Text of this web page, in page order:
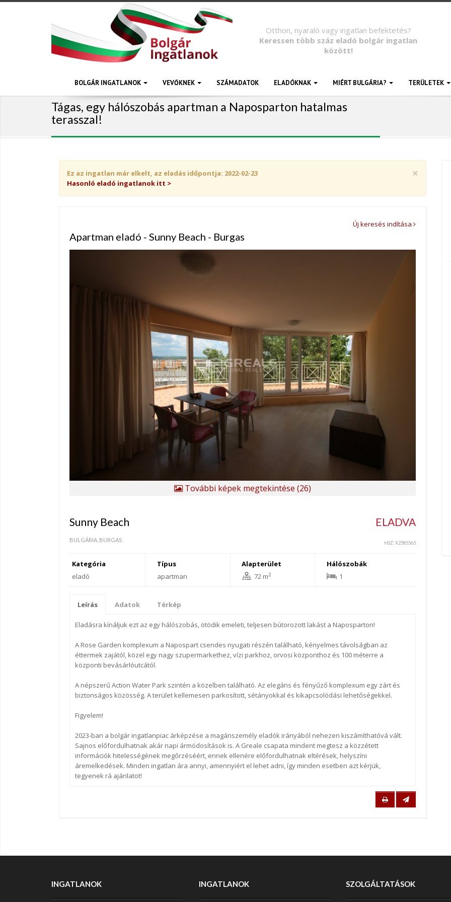
Otthon, nyaraló vagy ingatlan befektetés?
Keressen több száz eladó bolgár ingatlan
között!
BOLGÁR INGATLANOK VEVŐKNEK SZÁMADATOK ELADÓKNAK MIÉRT BULGÁRIA? TERÜLETEK
Tágas, egy hálószobás apartman a Naposparton hatalmas
terasszal!
×
Ez az ingatlan már elkelt, az eladás időpontja: 2022-02-23
Hasonló eladó ingatlanok itt >
Új keresés indítása
Apartman eladó - Sunny Beach - Burgas
További képek megtekintése (26)
ELADVA
Sunny Beach
HSZ: X2585563
BULGÁRIA, BURGAS
Kategória
eladó
Típus
apartman
Alapterület
72 m2
Hálószobák
1
Leírás Adatok Térkép
Eladásra kínáljuk ezt az egy hálószobás, ötödik emeleti, teljesen bútorozott lakást a Naposparton!
A Rose Garden komplexum a Napospart csendes nyugati részén található, kényelmes távolságban az
éttermek zajától, közel egy nagy szupermarkethez, vízi parkhoz, orvosi központhoz és 100 méterre a
központi bevásárlóutcától.
A népszerű Action Water Park szintén a közelben található. Az elegáns és fényűző komplexum egy zárt és
biztonságos közösség. A terület kellemesen parkosított, sétányokkal és kikapcsolódási lehetőségekkel.
Figyelem!
2023-ban a bolgár ingatlanpiac árképzése a magánszemély eladók irányából nehezen kiszámíthatóvá vált.
Sajnos előfordulhatnak akár napi ármódosítások is. A Greale csapata mindent megtesz a közzétett
információk hitelességének megőrzéséért, ennek ellenére előfordulhatnak eltérések, helyszíni
áremelkedések. Minden ingatlan ára annyi, amennyiért el lehet adni, így minden esetben azt kérjük,
tegyenek rá ajánlatot!
INGATLANOK INGATLANOK SZOLGÁLTATÁSOK